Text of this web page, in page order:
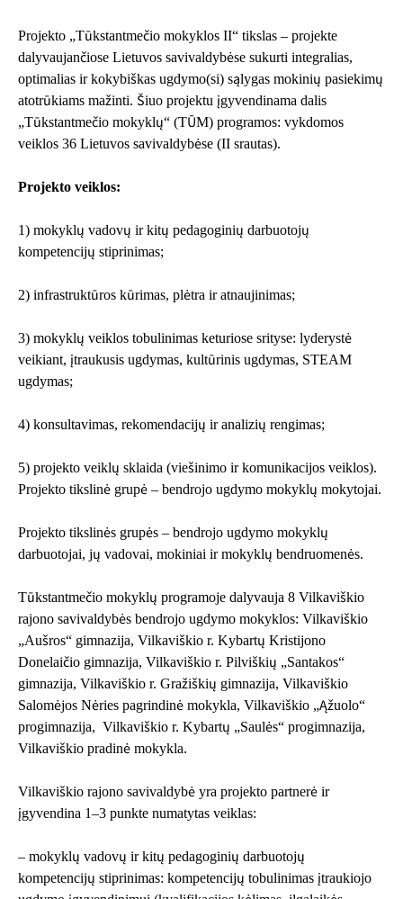
Projekto „Tūkstantmečio mokyklos II“ tikslas – projekte
dalyvaujančiose Lietuvos savivaldybėse sukurti integralias,
optimalias ir kokybiškas ugdymo(si) sąlygas mokinių pasiekimų
atotrūkiams mažinti. Šiuo projektu įgyvendinama dalis
„Tūkstantmečio mokyklų“ (TŪM) programos: vykdomos
veiklos 36 Lietuvos savivaldybėse (II srautas).
Projekto veiklos:
1) mokyklų vadovų ir kitų pedagoginių darbuotojų
kompetencijų stiprinimas;
2) infrastruktūros kūrimas, plėtra ir atnaujinimas;
3) mokyklų veiklos tobulinimas keturiose srityse: lyderystė
veikiant, įtraukusis ugdymas, kultūrinis ugdymas, STEAM
ugdymas;
4) konsultavimas, rekomendacijų ir analizių rengimas;
5) projekto veiklų sklaida (viešinimo ir komunikacijos veiklos).
Projekto tikslinė grupė – bendrojo ugdymo mokyklų mokytojai.
Projekto tikslinės grupės – bendrojo ugdymo mokyklų
darbuotojai, jų vadovai, mokiniai ir mokyklų bendruomenės.
Tūkstantmečio mokyklų programoje dalyvauja 8 Vilkaviškio
rajono savivaldybės bendrojo ugdymo mokyklos: Vilkaviškio
„Aušros“ gimnazija, Vilkaviškio r. Kybartų Kristijono
Donelaičio gimnazija, Vilkaviškio r. Pilviškių „Santakos“
gimnazija, Vilkaviškio r. Gražiškių gimnazija, Vilkaviškio
Salomėjos Nėries pagrindinė mokykla, Vilkaviškio „Ąžuolo“
progimnazija, Vilkaviškio r. Kybartų „Saulės“ progimnazija,
Vilkaviškio pradinė mokykla.
Vilkaviškio rajono savivaldybė yra projekto partnerė ir
įgyvendina 1–3 punkte numatytas veiklas:
– mokyklų vadovų ir kitų pedagoginių darbuotojų
kompetencijų stiprinimas: kompetencijų tobulinimas įtraukiojo